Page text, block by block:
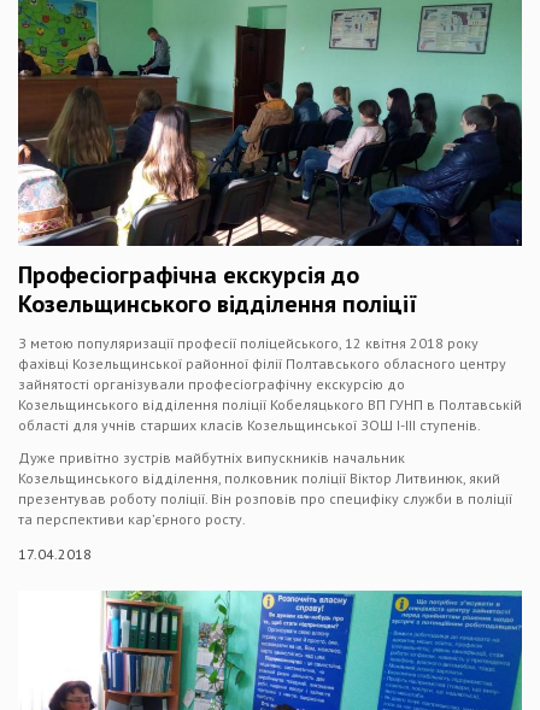
Професіографічна екскурсія до
Козельщинського відділення поліції
З метою популяризації професії поліцейського, 12 квітня 2018 року
фахівці Козельщинської районної філії Полтавського обласного центру
зайнятості організували професіографічну екскурсію до
Козельщинського відділення поліції Кобеляцького ВП ГУНП в Полтавській
області для учнів старших класів Козельщинської ЗОШ І-ІІІ ступенів.
Дуже привітно зустрів майбутніх випускників начальник
Козельщинського відділення, полковник поліції Віктор Литвинюк, який
презентував роботу поліції. Він розповів про специфіку служби в поліції
та перспективи кар’єрного росту.
17.04.2018